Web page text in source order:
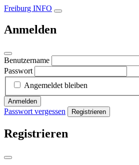
Freiburg INFO
Anmelden
Benutzername
Passwort
Angemeldet bleiben
Anmelden
Passwort vergessen Registrieren
Registrieren